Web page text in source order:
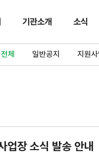
기관소개 소식
전체 일반공지 지원
업장 소식 발송 안내